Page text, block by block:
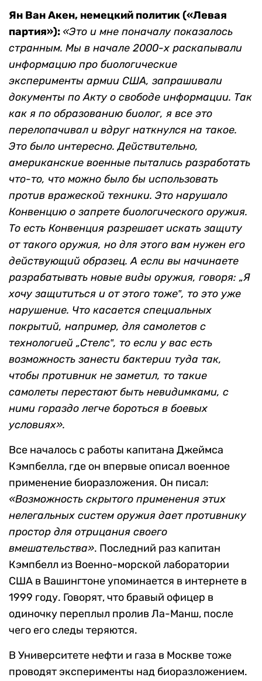
Ян Ван Акен, немецкий политик («Левая
партия»): «Это и мне поначалу показалось
странным. Мы в начале 2000-х раскапывали
информацию про биологические
эксперименты армии США, запрашивали
документы по Акту о свободе информации. Так
как я по образованию биолог, я все это
перелопачивал и вдруг наткнулся на такое.
Это было интересно. Действительно,
американские военные пытались разработать
что-то, что можно было бы использовать
против вражеской техники. Это нарушало
Конвенцию о запрете биологического оружия.
То есть Конвенция разрешает искать защиту
от такого оружия, но для этого вам нужен его
действующий образец. А если вы начинаете
разрабатывать новые виды оружия, говоря: „Я
хочу защититься и от этого тоже‟, то это уже
нарушение. Что касается специальных
покрытий, например, для самолетов с
технологией „Стелс‟, то если у вас есть
возможность занести бактерии туда так,
чтобы противник не заметил, то такие
самолеты перестают быть невидимками, с
ними гораздо легче бороться в боевых
условиях».
Все началось с работы капитана Джеймса
Кэмпбелла, где он впервые описал военное
применение биоразложения. Он писал:
«Возможность скрытого применения этих
нелегальных систем оружия дает противнику
простор для отрицания своего
вмешательства». Последний раз капитан
Кэмпбелл из Военно-морской лаборатории
США в Вашингтоне упоминается в интернете в
1999 году. Говорят, что бравый офицер в
одиночку переплыл пролив Ла-Манш, после
чего его следы теряются.
В Университете нефти и газа в Москве тоже
проводят эксперименты над биоразложением.